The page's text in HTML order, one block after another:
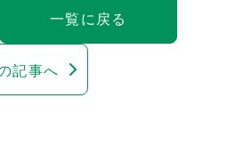
一覧に戻る
記事へ